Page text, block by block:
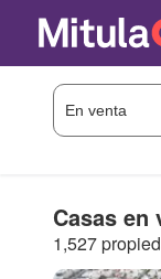
Casas en
1,527